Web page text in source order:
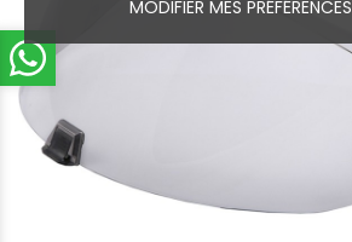
MODIFIER MES PRÉFÉRENCES